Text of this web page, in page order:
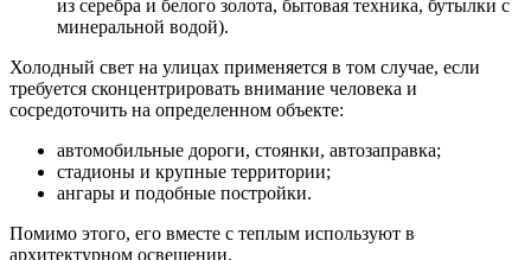
из серебра и белого золота, бытовая техника, бутылки с
минеральной водой).
Холодный свет на улицах применяется в том случае, если
требуется сконцентрировать внимание человека и
сосредоточить на определенном объекте:
автомобильные дороги, стоянки, автозаправка;
стадионы и крупные территории;
ангары и подобные постройки.
Помимо этого, его вместе с теплым используют в
архитектурном освещении.